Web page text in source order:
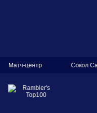
Матч-центр Сокол